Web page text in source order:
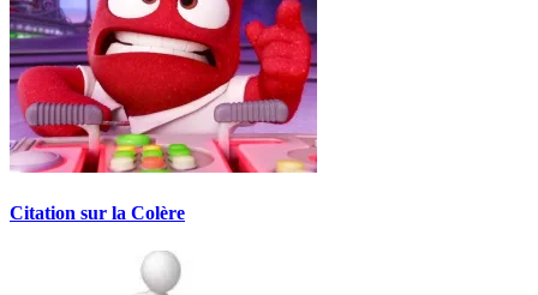
Citation sur la Colère